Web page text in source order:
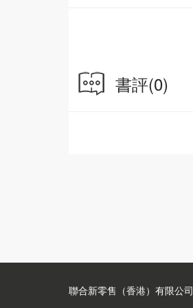
書評(0)
聯合新零售（香港）有限公司